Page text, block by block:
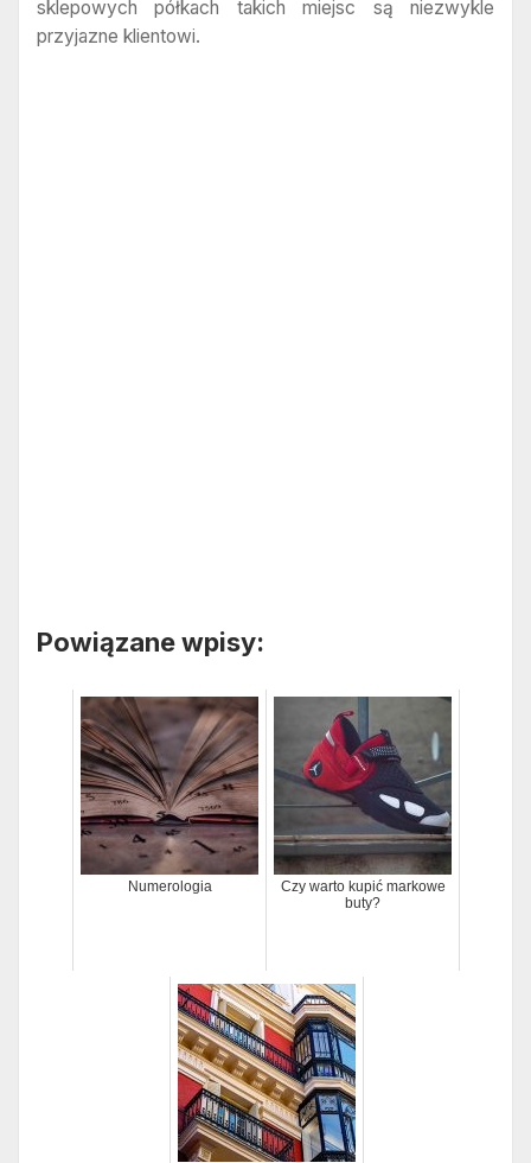
sklepowych półkach takich miejsc są niezwykle
przyjazne klientowi.
Powiązane wpisy:
Numerologia
Czy warto kupić markowe
buty?